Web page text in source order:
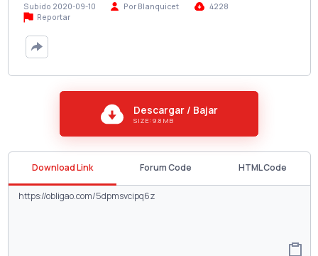
Subido 2020-09-10 Por Blanquicet
4228
Reportar
Descargar / Bajar
SIZE: 9.8 MB
Download Link Forum Code HTML Code